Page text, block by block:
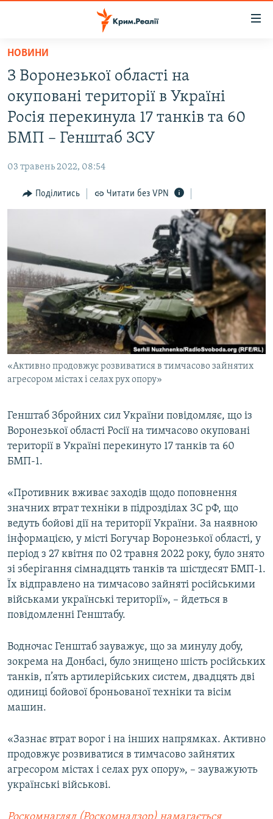
Перейти
основного
матеріалу
Перейти
до
основної
Перейти
пошуку
ВОДА.КРИМ
ВІДЕО ТА ФОТО
ПОЛІТИКА
ПОГЛЯД
ІНТЕРВ'Ю
ДЕПОРТАЦІЯ
ВІДЕОУРОКИ «ELIFBE»
СВІДЧЕННЯ ОКУПАЦІЇ
УКРАЇНСЬКА ПРОБЛЕМА КРИМУ
ІНФОГРАФІКА
ЯК ОБІЙТИ БЛОКУВАННЯ
Русский
Qırımtatar
ДОЛУЧАЙСЯ!
НОВИНИ
З Воронезької області на
окуповані території в Україні
Росія перекинула 17 танків та 60
БМП – Генштаб ЗСУ
03 травень 2022, 08:54
Поділитись Читати без VPN
«Активно продовжує розвиватися в тимчасово зайнятих
агресором містах і селах рух опору»
Генштаб Збройних сил України повідомляє, що із
Воронезької області Росії на тимчасово окуповані
території в Україні перекинуто 17 танків та 60
БМП-1.
«Противник вживає заходів щодо поповнення
значних втрат техніки в підрозділах ЗС рФ, що
ведуть бойові дії на території України. За наявною
інформацією, у місті Богучар Воронезької області, у
період з 27 квітня по 02 травня 2022 року, було знято
зі зберігання сімнадцять танків та шістдесят БМП-1.
Їх відправлено на тимчасово зайняті російськими
військами українські території», – йдеться в
повідомленні Генштабу.
Водночас Генштаб зауважує, що за минулу добу,
зокрема на Донбасі, було знищено шість російських
танків, п’ять артилерійських систем, двадцять дві
одиниці бойової броньованої техніки та вісім
машин.
«Зазнає втрат ворог і на інших напрямках. Активно
продовжує розвиватися в тимчасово зайнятих
агресором містах і селах рух опору», – зауважують
українські військові.